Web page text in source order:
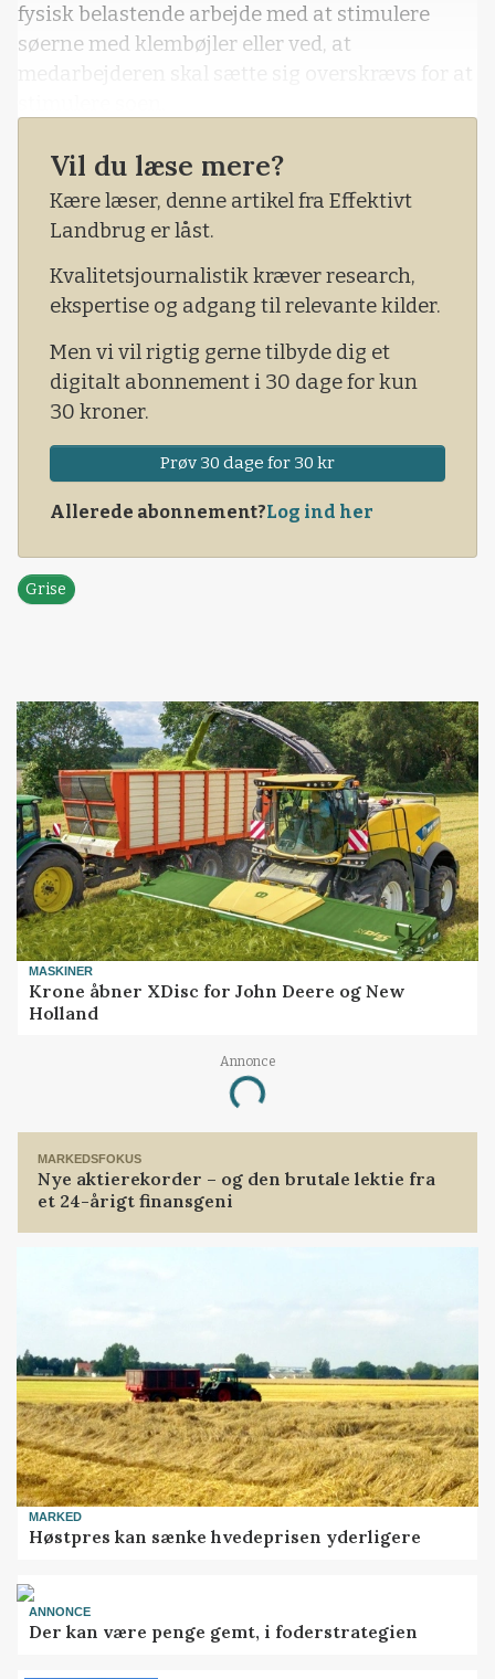
fysisk belastende arbejde med at stimulere
søerne med klembøjler eller ved, at
medarbejderen skal sætte sig overskrævs for at
- Når vi har indført kateteret og påmonteret
sædposen, sætter vi posen fast i en elastisk
snor, hvori der er bundet en gammeldags
brevklemme i enden. Her bliver den hængende,
Vil du læse mere?
Kære læser, denne artikel fra Effektivt
Landbrug er låst.
Kvalitetsjournalistik kræver research,
ekspertise og adgang til relevante kilder.
Men vi vil rigtig gerne tilbyde dig et
digitalt abonnement i 30 dage for kun
30 kroner.
Prøv 30 dage for 30 kr
Allerede abonnement?Log ind her
Grise
MASKINER
Krone åbner XDisc for John Deere og New
Holland
Annonce
Loading...
MARKEDSFOKUS
Nye aktierekorder – og den brutale lektie fra
et 24-årigt finansgeni
MARKED
Høstpres kan sænke hvedeprisen yderligere
ANNONCE
Der kan være penge gemt, i foderstrategien